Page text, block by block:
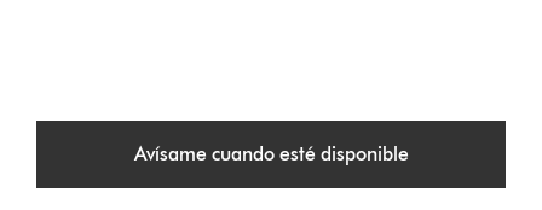
Avísame cuando esté disponible